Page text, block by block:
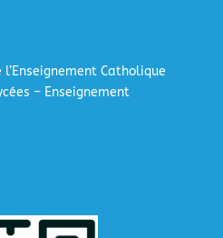
Catholique
– Enseignement